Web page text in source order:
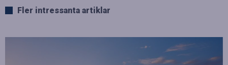
Fler intressanta artiklar